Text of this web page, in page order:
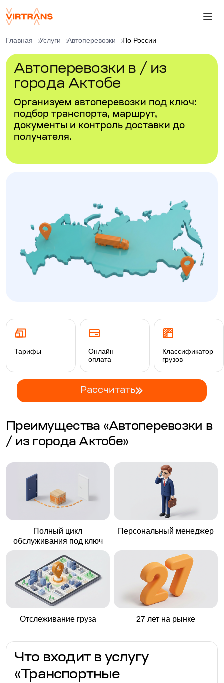
Главная Услуги Автоперевозки По России
Автоперевозки в / из
города Актобе
Организуем автоперевозки под ключ:
подбор транспорта, маршрут,
документы и контроль доставки до
получателя.
Тарифы
Онлайн
оплата
Классификатор
грузов
Рассчитать
Преимущества «Автоперевозки в
/ из города Актобе»
Полный цикл
обслуживания под ключ
Персональный менеджер
Отслеживание груза 27 лет на рынке
Что входит в услугу
«Транспортные